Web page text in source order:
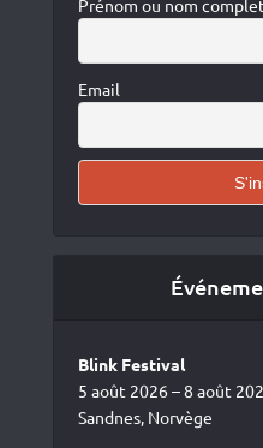
Prénom ou nom complet
Email
Blink Festival
5 août 2026 – 8 août
Sandnes, Norvège